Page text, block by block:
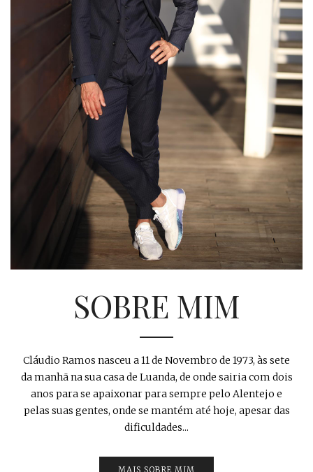
SOBRE MIM
Cláudio Ramos nasceu a 11 de Novembro de 1973, às sete
da manhã na sua casa de Luanda, de onde sairia com dois
anos para se apaixonar para sempre pelo Alentejo e
pelas suas gentes, onde se mantém até hoje, apesar das
dificuldades...
MAIS SOBRE MIM